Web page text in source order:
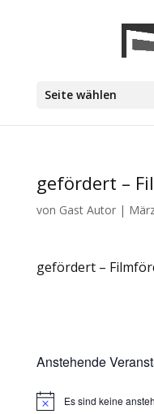
Seite wählen
gefördert –
von Gast Autor|
gefördert –
Anstehende
HinweisEs sind keine